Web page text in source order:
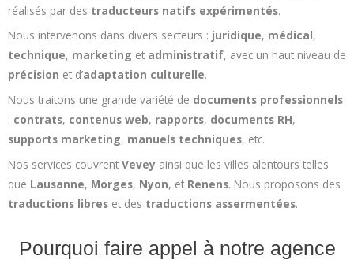
réalisés par des traducteurs natifs expérimentés.
Nous intervenons dans divers secteurs : juridique, médical,
technique, marketing et administratif, avec un haut niveau de
précision et d’adaptation culturelle.
Nous traitons une grande variété de documents professionnels
: contrats, contenus web, rapports, documents RH,
supports marketing, manuels techniques, etc.
Nos services couvrent Vevey ainsi que les villes alentours telles
que Lausanne, Morges, Nyon, et Renens. Nous proposons des
traductions libres et des traductions assermentées.
Pourquoi faire appel à notre agence